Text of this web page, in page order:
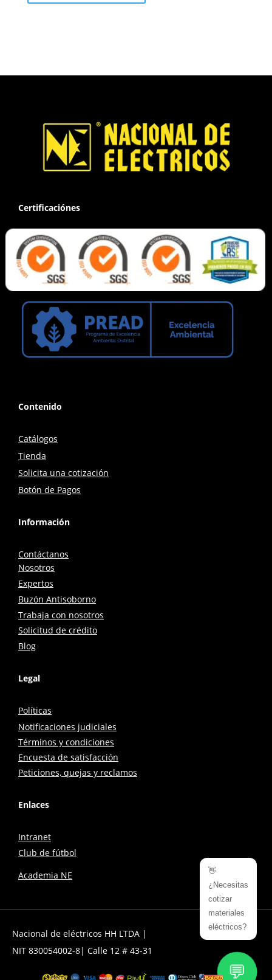
Certificaciónes
Contenido
Catálogos
Tienda
Solicita una cotización
Botón de Pagos
Información
Contáctanos
Nosotros
Expertos
Buzón Antisoborno
Trabaja con nosotros
Solicitud de crédito
Blog
Legal
Políticas
Notificaciones judiciales
Términos y condiciones
Encuesta de satisfacción
Peticiones, quejas y reclamos
Enlaces
Intranet
Club de fútbol
Academia NE
👋
¿Necesitas
cotizar
materiales
eléctricos?
💬
Nacional de eléctricos HH LTDA |
NIT 830054002-8| Calle 12 # 43-31